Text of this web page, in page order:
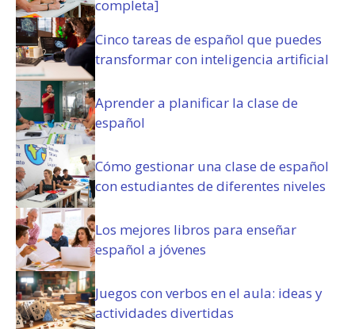
e
s
(
O
b
l
i
g
a
t
o
r
i
o
)
completa]
Cinco tareas de español que puedes
transformar con inteligencia artificial
Aprender a planificar la clase de
español
Cómo gestionar una clase de español
con estudiantes de diferentes niveles
Los mejores libros para enseñar
español a jóvenes
Juegos con verbos en el aula: ideas y
actividades divertidas